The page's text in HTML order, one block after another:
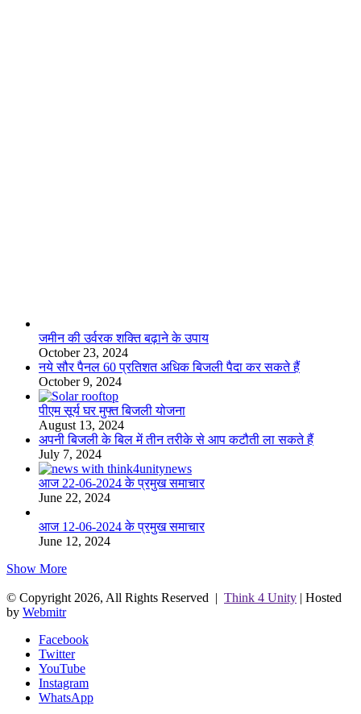
जमीन की उर्वरक शक्ति बढ़ाने के उपाय
October 23, 2024
नये सौर पैनल 60 प्रतिशत अधिक बिजली पैदा कर सकते हैं
October 9, 2024
पीएम सूर्य घर मुफ्त बिजली योजना
August 13, 2024
अपनी बिजली के बिल में तीन तरीके से आप कटौती ला सकते हैं
July 7, 2024
आज 22-06-2024 के प्रमुख समाचार
June 22, 2024
आज 12-06-2024 के प्रमुख समाचार
June 12, 2024
Show More
© Copyright 2026, All Rights Reserved | Think 4 Unity | Hosted
by Webmitr
Facebook
Twitter
YouTube
Instagram
WhatsApp